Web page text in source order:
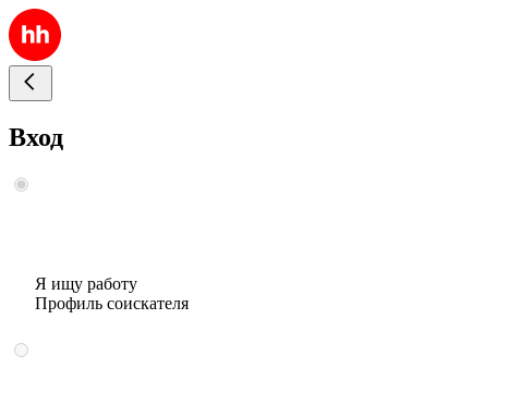
Вход
Я ищу работу
Профиль соискателя